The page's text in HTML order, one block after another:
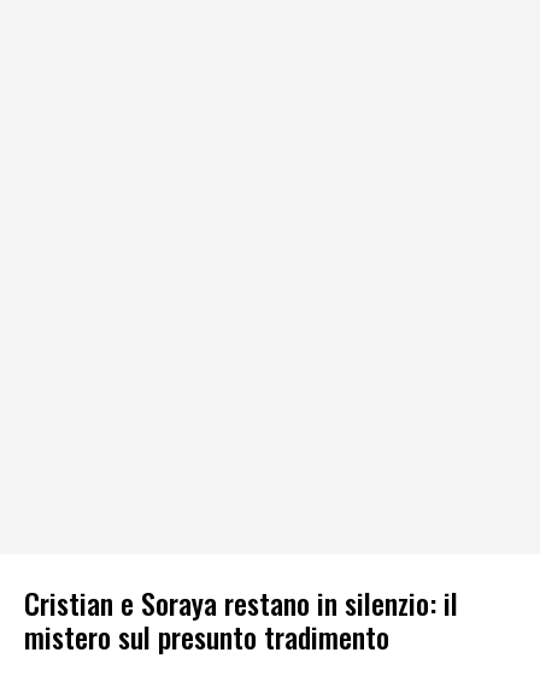
Cristian e Soraya restano in silenzio: il
mistero sul presunto tradimento